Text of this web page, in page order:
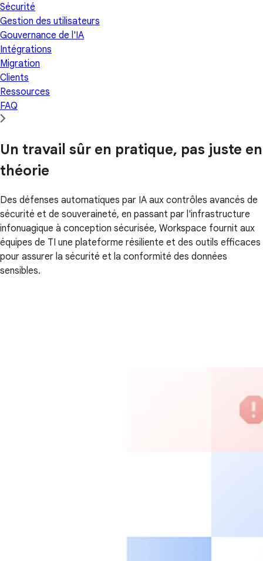
Sécurité
Gestion des utilisateurs
Gouvernance de l'IA
Intégrations
Migration
Clients
Ressources
FAQ
Un travail sûr en pratique, pas juste en
théorie
Des défenses automatiques par IA aux contrôles avancés de
sécurité et de souveraineté, en passant par l'infrastructure
infonuagique à conception sécurisée, Workspace fournit aux
équipes de TI une plateforme résiliente et des outils efficaces
pour assurer la sécurité et la conformité des données
sensibles.